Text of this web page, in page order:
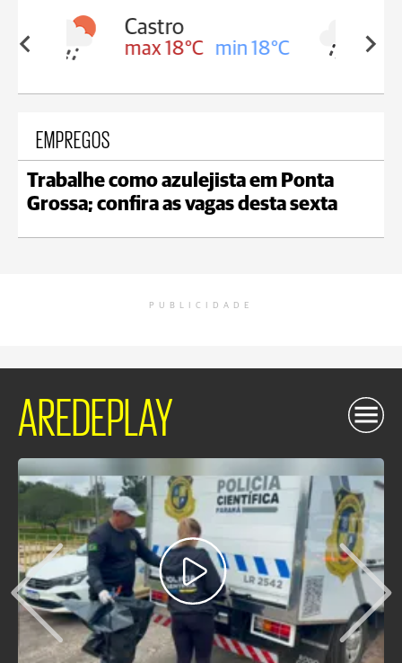
18°C
Carambeí
max 18°C min 17°C
EMPREGOS
Trabalhe como azulejista em Ponta
Grossa; confira as vagas desta sexta
PUBLICIDADE
AREDEPLAY